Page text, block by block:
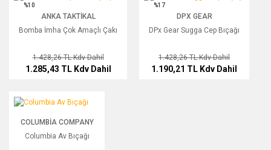
Yorum Yaz
%10
ANKA TAKTIKAL
Bomba İmha Çok Amaçlı Çakı
1.428,26 TLKdv Dahil
1.285,43 TL Kdv Dahil
%17
DPX GEAR
DPx Gear Sugga Cep Bıçağı
1.428,26 TLKdv Dahil
1.190,21 TL Kdv Dahil
Columbia Av Bıçağı
COLUMBIA COMPANY
Columbia Av Bıçağı